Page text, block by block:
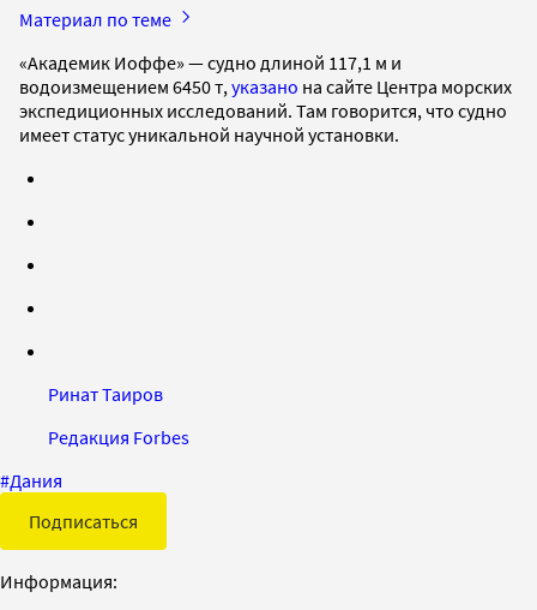
Материал по теме
«Академик Иоффе» — судно длиной 117,1 м и
водоизмещением 6450 т, указано на сайте Центра морских
экспедиционных исследований. Там говорится, что судно
имеет статус уникальной научной установки.
Ринат Таиров
Редакция Forbes
#Дания
Подписаться
Информация: